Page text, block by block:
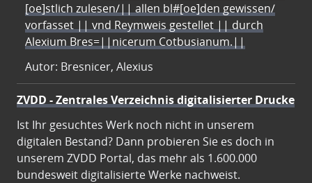
[oe]stlich zulesen/|| allen bl#[oe]den gewissen/
vorfasset || vnd Reymweis gestellet || durch
Alexium Bres=||nicerum Cotbusianum.||
Autor: Bresnicer, Alexius
ZVDD - Zentrales Verzeichnis digitalisierter Drucke
Ist Ihr gesuchtes Werk noch nicht in unserem
digitalen Bestand? Dann probieren Sie es doch in
unserem ZVDD Portal, das mehr als 1.600.000
bundesweit digitalisierte Werke nachweist.